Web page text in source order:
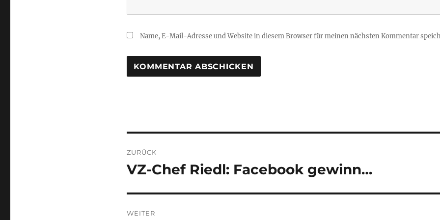
Name, E-Mail-Adresse und Website in diesem Browser für meinen nächsten Kommentar
ZURÜCK
Vorheriger
VZ-Chef Riedl: Facebook gewinn…
WEITER